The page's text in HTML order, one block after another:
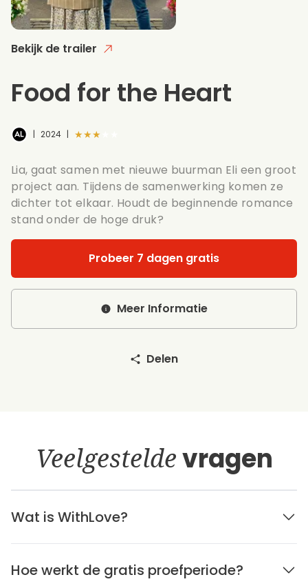
Bekijk de trailer
Food for the Heart
| 2024 | ★★★★★
Lia, gaat samen met nieuwe buurman Eli een groot
project aan. Tijdens de samenwerking komen ze
dichter tot elkaar. Houdt de beginnende romance
stand onder de hoge druk?
Probeer 7 dagen gratis
Meer Informatie
Delen
Veelgesteldevragen
Wat is WithLove?
Hoe werkt de gratis proefperiode?